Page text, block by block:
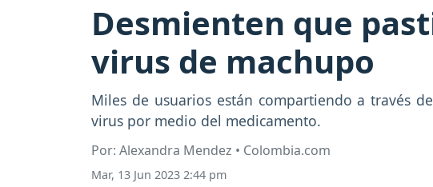
Desmienten que
virus de machupo
Miles de usuarios están compartiendo a través
virus por medio del medicamento.
Por: Alexandra Mendez • Colombia.com
Mar, 13 Jun 2023 2:44 pm